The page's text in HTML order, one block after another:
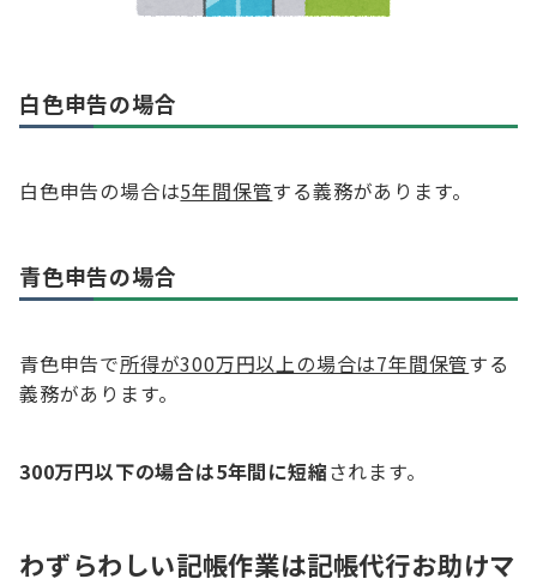
白色申告の場合
白色申告の場合は5年間保管する義務があります。
青色申告の場合
青色申告で所得が300万円以上の場合は7年間保管する
義務があります。
300万円以下の場合は5年間に短縮されます。
わずらわしい記帳作業は記帳代行お助けマ